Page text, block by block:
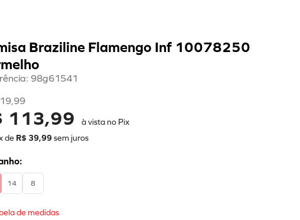
Braziline Flamengo Inf 10078250
: 98g61541
,99
113,99
à vista no Pix
de R$ 39,99sem juros
14 8
de medidas